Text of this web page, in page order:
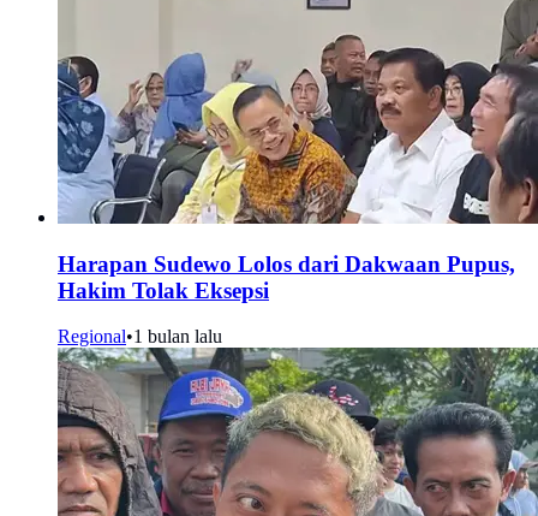
Harapan Sudewo Lolos dari Dakwaan Pupus,
Hakim Tolak Eksepsi
Regional•1 bulan lalu